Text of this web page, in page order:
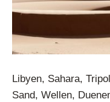
Libyen, Sahara,
Sand, Wellen,